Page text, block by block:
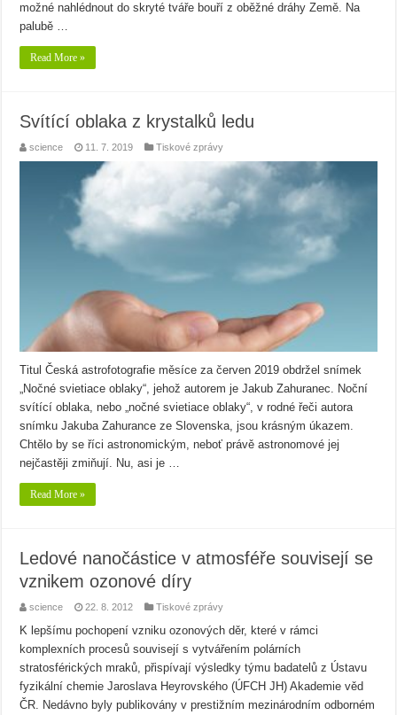
možné nahlédnout do skryté tváře bouří z oběžné dráhy Země. Na
palubě …
Read More »
Svítící oblaka z krystalků ledu
science 11. 7. 2019 Tiskové zprávy
Titul Česká astrofotografie měsíce za červen 2019 obdržel snímek
„Nočné svietiace oblaky“, jehož autorem je Jakub Zahuranec. Noční
svítící oblaka, nebo „nočné svietiace oblaky“, v rodné řeči autora
snímku Jakuba Zahurance ze Slovenska, jsou krásným úkazem.
Chtělo by se říci astronomickým, neboť právě astronomové jej
nejčastěji zmiňují. Nu, asi je …
Read More »
Ledové nanočástice v atmosféře souvisejí se
vznikem ozonové díry
science 22. 8. 2012 Tiskové zprávy
K lepšímu pochopení vzniku ozonových děr, které v rámci
komplexních procesů souvisejí s vytvářením polárních
stratosférických mraků, přispívají výsledky týmu badatelů z Ústavu
fyzikální chemie Jaroslava Heyrovského (ÚFCH JH) Akademie věd
ČR. Nedávno byly publikovány v prestižním mezinárodním odborném